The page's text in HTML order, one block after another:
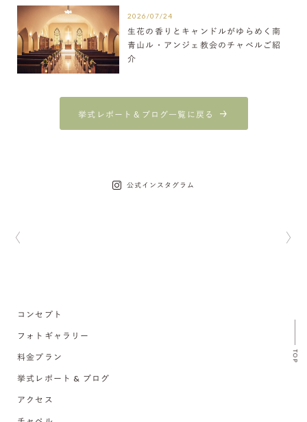
2026/07/24
生花の香りとキャンドルがゆらめく南
青山ル・アンジェ教会のチャペルご紹
介
挙式レポート＆ブログ一覧に戻る
公式インスタグラム
TOP
コンセプト
フォトギャラリー
料金プラン
挙式レポート & ブログ
アクセス